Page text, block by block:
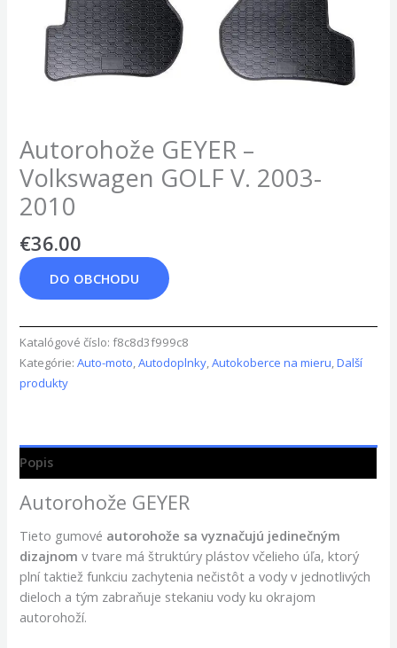
Autorohože GEYER –
Volkswagen GOLF V. 2003-
2010
€36.00
DO OBCHODU
Katalógové číslo:f8c8d3f999c8
Kategórie:Auto-moto,Autodoplnky,Autokoberce na mieru,Další
produkty
Popis
Autorohože GEYER
Tieto gumové autorohože sa vyznačujú jedinečným
dizajnom v tvare má štruktúry plástov včelieho úľa, ktorý
plní taktiež funkciu zachytenia nečistôt a vody v jednotlivých
dieloch a tým zabraňuje stekaniu vody ku okrajom
autorohoží.